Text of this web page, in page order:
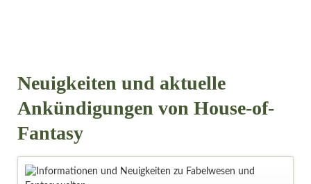
Neuigkeiten und aktuelle
Ankündigungen von House-of-
Fantasy